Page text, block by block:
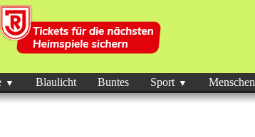
Blaulicht Buntes Sport Menschen